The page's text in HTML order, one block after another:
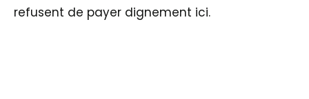
refusent de payer dignement ici.